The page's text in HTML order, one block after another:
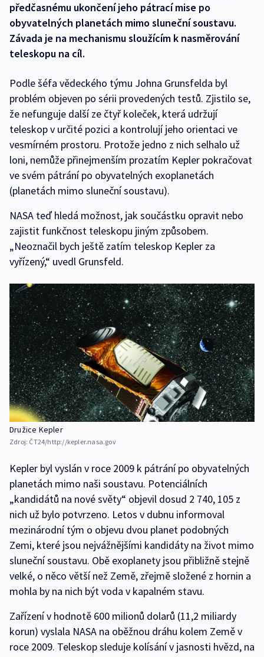
předčasnému ukončení jeho pátrací mise po
obyvatelných planetách mimo sluneční soustavu.
Závada je na mechanismu sloužícím k nasměrování
teleskopu na cíl.
Podle šéfa vědeckého týmu Johna Grunsfelda byl
problém objeven po sérii provedených testů. Zjistilo se,
že nefunguje další ze čtyř koleček, která udržují
teleskop v určité pozici a kontrolují jeho orientaci ve
vesmírném prostoru. Protože jedno z nich selhalo už
loni, nemůže přinejmenším prozatím Kepler pokračovat
ve svém pátrání po obyvatelných exoplanetách
(planetách mimo sluneční soustavu).
NASA teď hledá možnost, jak součástku opravit nebo
zajistit funkčnost teleskopu jiným způsobem.
„Neoznačil bych ještě zatím teleskop Kepler za
vyřízený,“ uvedl Grunsfeld.
Družice Kepler
Zdroj: ČT24/http://kepler.nasa.gov
Kepler byl vyslán v roce 2009 k pátrání po obyvatelných
planetách mimo naši soustavu. Potenciálních
„kandidátů na nové světy“ objevil dosud 2 740, 105 z
nich už bylo potvrzeno. Letos v dubnu informoval
mezinárodní tým o objevu dvou planet podobných
Zemi, které jsou nejvážnějšími kandidáty na život mimo
sluneční soustavu. Obě exoplanety jsou přibližně stejně
velké, o něco větší než Země, zřejmě složené z hornin a
mohla by na nich být voda v kapalném stavu.
Zařízení v hodnotě 600 milionů dolarů (11,2 miliardy
korun) vyslala NASA na oběžnou dráhu kolem Země v
roce 2009. Teleskop sleduje kolísání v jasnosti hvězd, na